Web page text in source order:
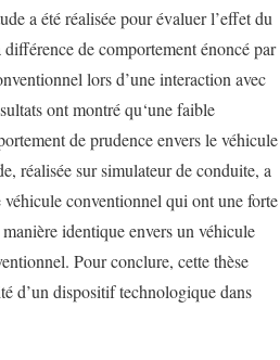
a été réalisée pour évaluer l’effet du
de comportement énoncé par
lors d’une interaction avec
ont montré qu‘une faible
de prudence envers le véhicule
réalisée sur simulateur de conduite, a
conventionnel qui ont une forte
identique envers un véhicule
Pour conclure, cette thèse
d’un dispositif technologique dans